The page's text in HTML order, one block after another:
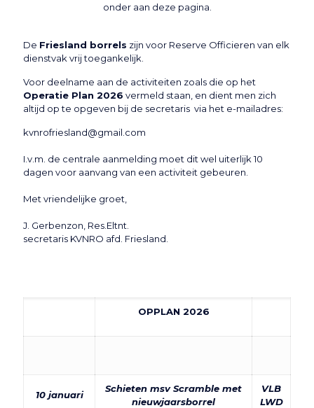
onder aan deze pagina.
De Friesland borrels zijn voor Reserve Officieren van elk
dienstvak vrij toegankelijk.
Voor deelname aan de activiteiten zoals die op het
Operatie Plan 2026 vermeld staan, en dient men zich
altijd op te opgeven bij de secretaris via het e-mailadres:
kvnrofriesland@gmail.com
I.v.m. de centrale aanmelding moet dit wel uiterlijk 10
dagen voor aanvang van een activiteit gebeuren.
Met vriendelijke groet,
J. Gerbenzon, Res.Eltnt.
secretaris KVNRO afd. Friesland.
OPPLAN 2026
10 januari
Schieten msv Scramble met
nieuwjaarsborrel
VLB
LWD